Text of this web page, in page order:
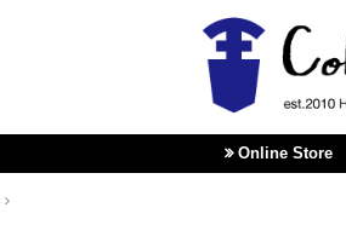
Online Store